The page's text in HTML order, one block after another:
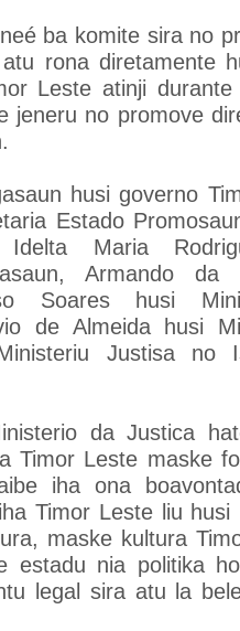
ba komite sira no
rona diretamente
Leste atinji
jeneru no promove
husi governo
Estado
Idelta Maria
Armando
Soares husi
de Almeida husi
Justisa no
da Justica
Timor Leste maske
iha ona
Timor Leste liu husi
maske kultura
estadu nia politika
legal sira atu la